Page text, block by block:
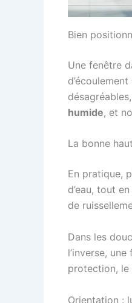
Bien
Une fenêtre
humide, et
La bonne
En pratique,
d’eau, tout
de
Dans les
l’inverse,
protection, le
Orientation :